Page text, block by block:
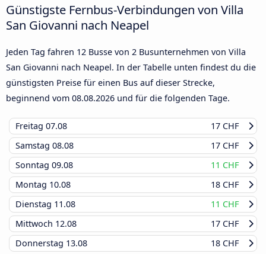
Günstigste Fernbus-Verbindungen von Villa
San Giovanni nach Neapel
Jeden Tag fahren 12 Busse von 2 Busunternehmen von Villa
San Giovanni nach Neapel. In der Tabelle unten findest du die
günstigsten Preise für einen Bus auf dieser Strecke,
beginnend vom 08.08.2026 und für die folgenden Tage.
Freitag 07.08
17 CHF
Samstag 08.08
17 CHF
Sonntag 09.08
11 CHF
Montag 10.08
18 CHF
Dienstag 11.08
11 CHF
Mittwoch 12.08
17 CHF
Donnerstag 13.08 18 CHF